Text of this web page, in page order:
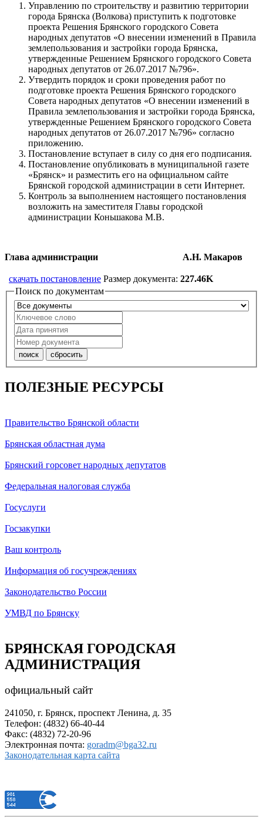
Управлению по строительству и развитию территории
города Брянска (Волкова) приступить к подготовке
проекта Решения Брянского городского Совета
народных депутатов «О внесении изменений в Правила
землепользования и застройки города Брянска,
утвержденные Решением Брянского городского Совета
народных депутатов от 26.07.2017 №796».
Утвердить порядок и сроки проведения работ по
подготовке проекта Решения Брянского городского
Совета народных депутатов «О внесении изменений в
Правила землепользования и застройки города Брянска,
утвержденные Решением Брянского городского Совета
народных депутатов от 26.07.2017 №796» согласно
приложению.
Постановление вступает в силу со дня его подписания.
Постановление опубликовать в муниципальной газете
«Брянск» и разместить его на официальном сайте
Брянской городской администрации в сети Интернет.
Контроль за выполнением настоящего постановления
возложить на заместителя Главы городской
администрации Коньшакова М.В.
Глава администрации А.Н. Макаров
скачать постановление Размер документа: 227.46K
Поиск по документам
ПОЛЕЗНЫЕ РЕСУРСЫ
Правительство Брянской области
Брянская областная дума
Брянский горсовет народных депутатов
Федеральная налоговая служба
Госуслуги
Госзакупки
Ваш контроль
Информация об госучреждениях
Законодательство России
УМВД по Брянску
БРЯНСКАЯ ГОРОДСКАЯ
АДМИНИСТРАЦИЯ
официальный сайт
241050, г. Брянск, проспект Ленина, д. 35
Телефон: (4832) 66-40-44
Факс: (4832) 72-20-96
Электронная почта: goradm@bga32.ru
Законодательная карта сайта